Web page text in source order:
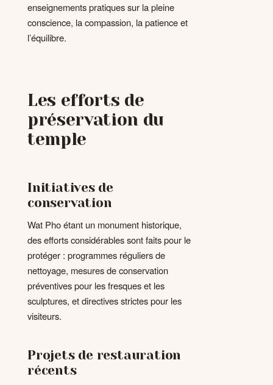
enseignements pratiques sur la pleine
conscience, la compassion, la patience et
l’équilibre.
Les efforts de
préservation du
temple
Initiatives de
conservation
Wat Pho étant un monument historique,
des efforts considérables sont faits pour le
protéger : programmes réguliers de
nettoyage, mesures de conservation
préventives pour les fresques et les
sculptures, et directives strictes pour les
visiteurs.
Projets de restauration
récents